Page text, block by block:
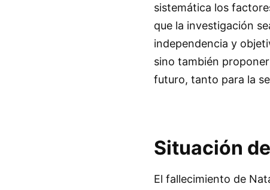
sistemática los
que la investigación
independencia y
sino también
futuro, tanto para la
Situación
El fallecimiento de